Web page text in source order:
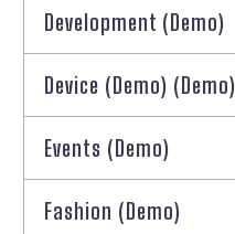
Development (Demo)
Device (Demo) (Demo)
Events (Demo)
Fashion (Demo)